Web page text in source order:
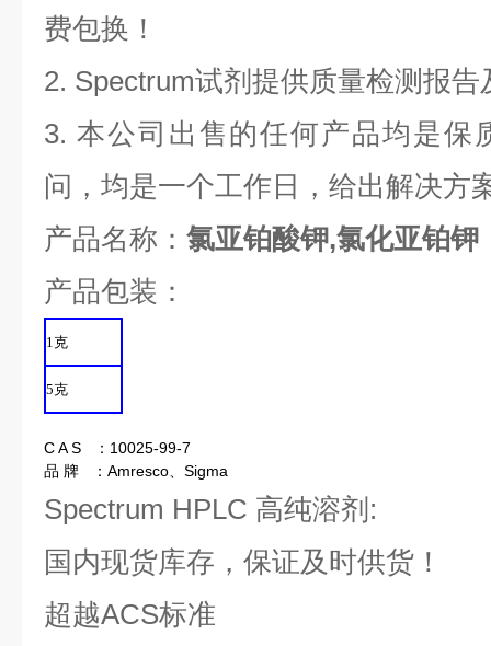
费包换！
2. Spectrum试剂提供质量检测报
3. 本公司出售的任何产品均是保
问，均是一个工作日，给出解决方
产品名称： 氯亚铂酸钾,氯化亚铂钾
产品包装：
1克
5克
C A S ：10025-99-7
品 牌 ：Amresco、Sigma
Spectrum HPLC 高纯溶剂:
国内现货库存，保证及时供货！
超越ACS标准